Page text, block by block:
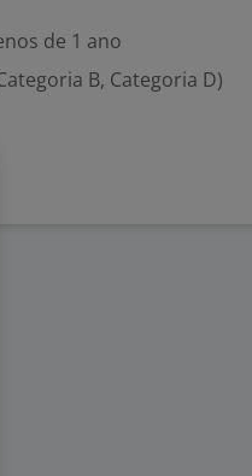
de 1 ano
B, Categoria D)